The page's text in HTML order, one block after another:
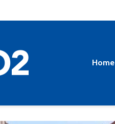
Home